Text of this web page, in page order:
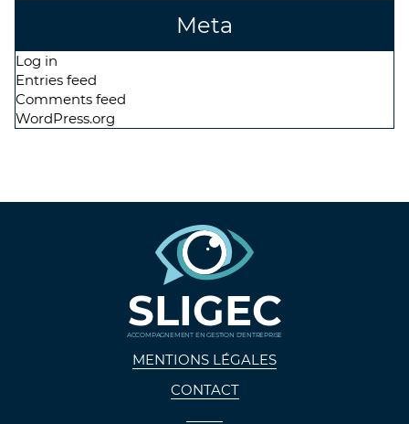
Meta
Log in
Entries feed
Comments feed
WordPress.org
SLIGEC
ACCOMPAGNEMENT EN GESTION D'ENTREPRISE
MENTIONS LÉGALES
CONTACT